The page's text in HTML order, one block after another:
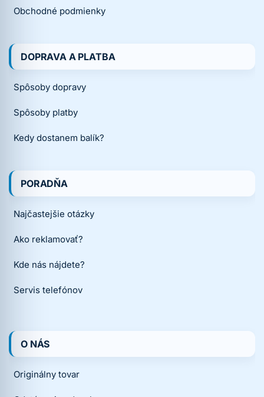
Obchodné podmienky
DOPRAVA A PLATBA
Spôsoby dopravy
Spôsoby platby
Kedy dostanem balík?
PORADŇA
Najčastejšie otázky
Ako reklamovať?
Kde nás nájdete?
Servis telefónov
O NÁS
Originálny tovar